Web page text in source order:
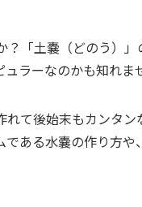
「土嚢（どのう）
ラーなのかも知れま
て後始末もカンタン
ある水嚢の作り方